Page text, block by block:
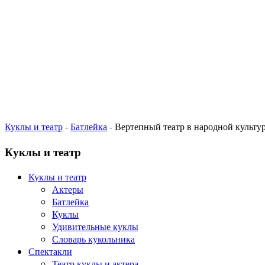
Куклы и театр-Батлейка - Вертепный театр в народной
Куклы и театр
Куклы и театр
Актеры
Батлейка
Куклы
Удивительные куклы
Словарь кукольника
Спектакли